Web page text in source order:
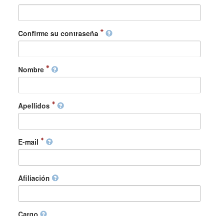
Confirme su contraseña
Nombre
Apellidos
E-mail
Afiliación
Cargo